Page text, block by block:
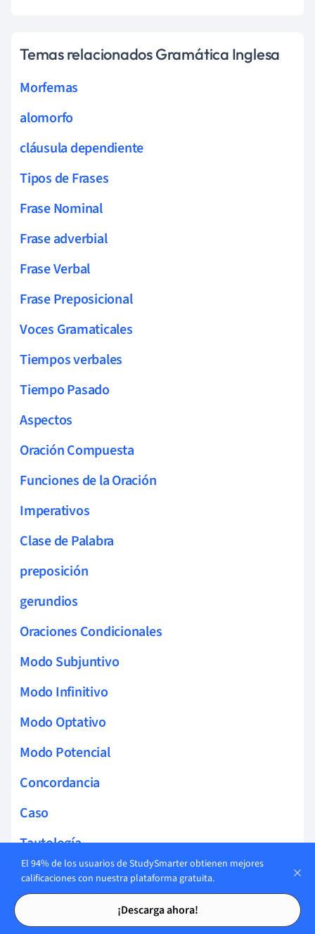
Tarjetas de estudio
Tarjetas de estudio
Temas relacionados Gramática Inglesa
Morfemas
alomorfo
cláusula dependiente
Tipos de Frases
Frase Nominal
Frase adverbial
Frase Verbal
Frase Preposicional
Voces Gramaticales
Tiempos verbales
Tiempo Pasado
Aspectos
Oración Compuesta
Funciones de la Oración
Imperativos
Clase de Palabra
preposición
gerundios
Oraciones Condicionales
Modo Subjuntivo
Modo Infinitivo
Modo Optativo
Modo Potencial
Concordancia
Caso
Tautología
Adjetivos Descriptivos
Interjecciones
El 94% de los usuarios de StudySmarter obtienen mejores
calificaciones con nuestra plataforma gratuita.
¡Descarga ahora!